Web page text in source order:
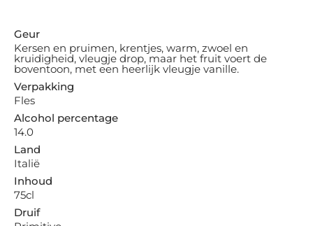
Geur
Kersen en pruimen, krentjes, warm, zwoel en
kruidigheid, vleugje drop, maar het fruit voert de
boventoon, met een heerlijk vleugje vanille.
Verpakking
Fles
Alcohol percentage
14.0
Land
Italië
Inhoud
75cl
Druif